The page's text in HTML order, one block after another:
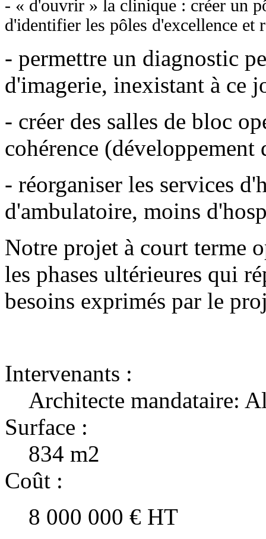
- « d'ouvrir » la clinique : créer un
d'identifier les pôles d'excellence et
- permettre un diagnostic
d'imagerie, inexistant à ce
- créer des salles de bloc
cohérence
- réorganiser les services
d'ambulatoire, moins
Notre projet à court terme
les phases ultérieures qui
besoins exprimés par le
Intervenants :
Architecte mandataire:
Surface :
834 m2
Coût :
8 000 000 € HT